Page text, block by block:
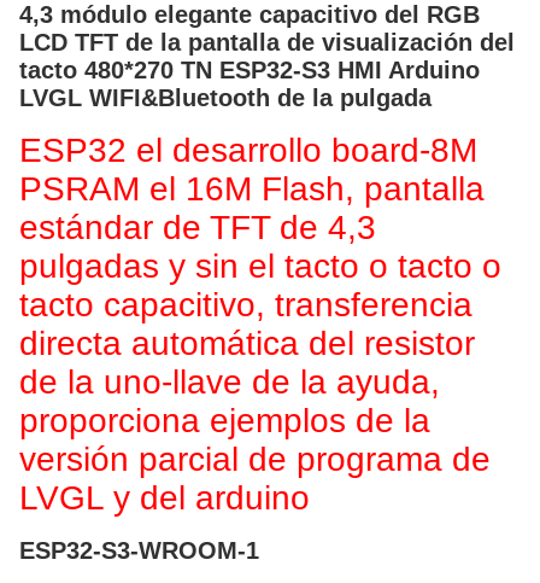
4,3 módulo elegante capacitivo del RGB
LCD TFT de la pantalla de visualización del
tacto 480*270 TN ESP32-S3 HMI Arduino
LVGL WIFI&Bluetooth de la pulgada
ESP32 el desarrollo board-8M
PSRAM el 16M Flash, pantalla
estándar de TFT de 4,3
pulgadas y sin el tacto o tacto o
tacto capacitivo, transferencia
directa automática del resistor
de la uno-llave de la ayuda,
proporciona ejemplos de la
versión parcial de programa de
LVGL y del arduino
ESP32-S3-WROOM-1